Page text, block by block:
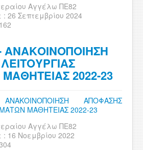
Αγγέλω ΠΕ82
: 26 Σεπτεμβρίου 2024
ΑΝΑΚΟΙΝΟΠΟΙΗΣΗ
2022-23
ΑΠΟΦΑΣΗΣ
ΜΑΘΗΤΕΙΑΣ 2022-23
Αγγέλω ΠΕ82
: 16 Νοεμβρίου 2022